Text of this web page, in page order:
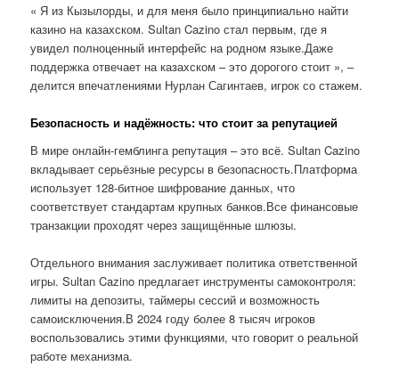
« Я из Кызылорды, и для меня было принципиально найти
казино на казахском. Sultan Cazino стал первым, где я
увидел полноценный интерфейс на родном языке.Даже
поддержка отвечает на казахском – это дорогого стоит », –
делится впечатлениями Нурлан Сагинтаев, игрок со стажем.
Безопасность и надёжность: что стоит за репутацией
В мире онлайн-гемблинга репутация – это всё. Sultan Cazino
вкладывает серьёзные ресурсы в безопасность.Платформа
использует 128-битное шифрование данных, что
соответствует стандартам крупных банков.Все финансовые
транзакции проходят через защищённые шлюзы.
Отдельного внимания заслуживает политика ответственной
игры. Sultan Cazino предлагает инструменты самоконтроля:
лимиты на депозиты, таймеры сессий и возможность
самоисключения.В 2024 году более 8 тысяч игроков
воспользовались этими функциями, что говорит о реальной
работе механизма.